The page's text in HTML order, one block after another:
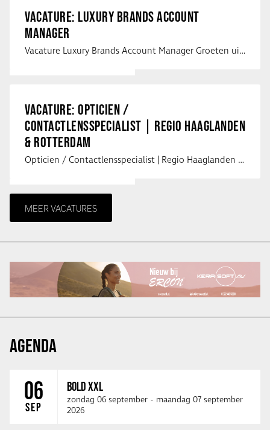
VACATURE: LUXURY BRANDS ACCOUNT
MANAGER
Vacature Luxury Brands Account Manager Groeten uit Spanje! Vanaf mijn …
VACATURE: OPTICIEN /
CONTACTLENSSPECIALIST | REGIO HAAGLANDEN
& ROTTERDAM
Opticien / Contactlensspecialist | Regio Haaglanden & Rotterdam Saludos uit …
MEER VACATURES
AGENDA
06
SEP
BOLD XXL
zondag 06 september - maandag 07 september
2026